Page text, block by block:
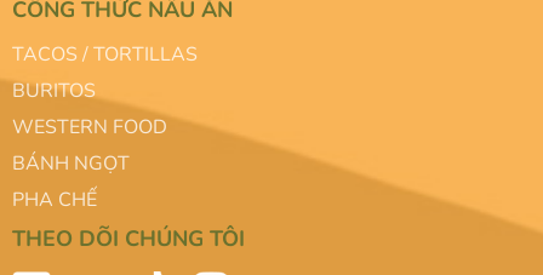
CÔNG THỨC NẤU ĂN
TACOS / TORTILLAS
BURITOS
WESTERN FOOD
BÁNH NGỌT
PHA CHẾ
THEO DÕI CHÚNG TÔI